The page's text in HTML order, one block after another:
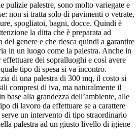
pulizie palestre, sono molto variegate e
non si tratta solo di pavimenti o vetrate,
spogliatoi, bagni, docce. Quindi è
la ditta che è preparata ad
genere e che riesca quindi a garantire
in un luogo come la palestra. Anche in
dei sopralluoghi e così avere
tipo di spesa si va incontro.
di una palestra di 300 mq, il costo si
compresi di iva, ma naturalmente il
base alla grandezza dell’ambiente, alle
di lavoro da effettuare se a carattere
un intervento di tipo straordinario
palestra ad un giusto livello di igiene